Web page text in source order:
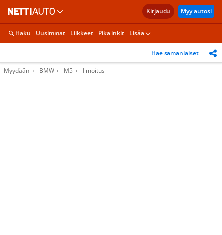
Kirjaudu Myy autosi
Haku Uusimmat Liikkeet Pikalinkit Lisää
Hae samanlaiset
Myydään BMW M5 Ilmoitus